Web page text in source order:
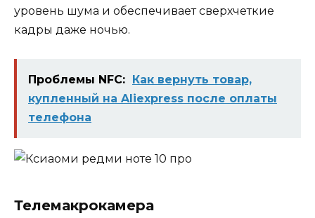
уровень шума и обеспечивает сверхчеткие
кадры даже ночью.
Проблемы NFC: Как вернуть товар,
купленный на Aliexpress после оплаты
телефона
Телемакрокамера